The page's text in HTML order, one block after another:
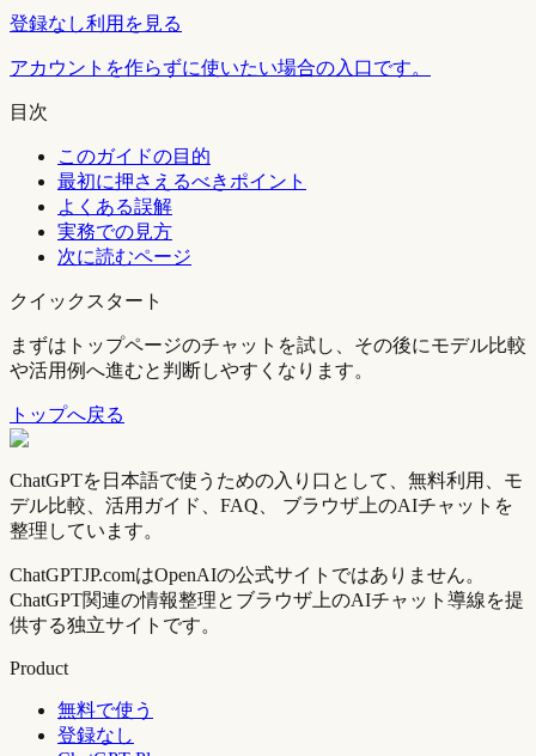
登録なし利用を見る
アカウントを作らずに使いたい場合の入口です。
目次
このガイドの目的
最初に押さえるべきポイント
よくある誤解
実務での見方
次に読むページ
クイックスタート
まずはトップページのチャットを試し、その後にモデル比較
や活用例へ進むと判断しやすくなります。
トップへ戻る
ChatGPTを日本語で使うための入り口として、無料利用、モ
デル比較、活用ガイド、FAQ、 ブラウザ上のAIチャットを
整理しています。
ChatGPTJP.comはOpenAIの公式サイトではありません。
ChatGPT関連の情報整理とブラウザ上のAIチャット導線を提
供する独立サイトです。
Product
無料で使う
登録なし